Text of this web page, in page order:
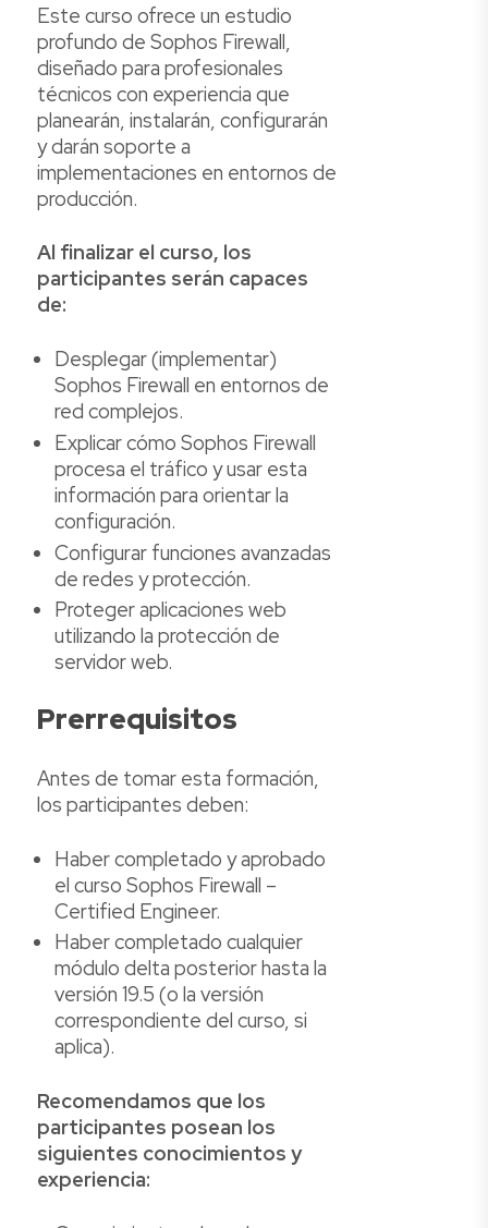
Este curso ofrece un estudio
profundo de Sophos Firewall,
diseñado para profesionales
técnicos con experiencia que
planearán, instalarán, configurarán
y darán soporte a
implementaciones en entornos de
producción.
Al finalizar el curso, los
participantes serán capaces
de:
Desplegar (implementar)
Sophos Firewall en entornos de
red complejos.
Explicar cómo Sophos Firewall
procesa el tráfico y usar esta
información para orientar la
configuración.
Configurar funciones avanzadas
de redes y protección.
Proteger aplicaciones web
utilizando la protección de
servidor web.
Prerrequisitos
Antes de tomar esta formación,
los participantes deben:
Haber completado y aprobado
el curso Sophos Firewall –
Certified Engineer.
Haber completado cualquier
módulo delta posterior hasta la
versión 19.5 (o la versión
correspondiente del curso, si
aplica).
Recomendamos que los
participantes posean los
siguientes conocimientos y
experiencia: